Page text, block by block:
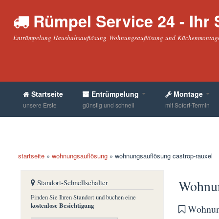
Rümpel Service 24 - Ihr
Entrümpelung Haushaltsauflösung Wohnungsauflösung und
Startseite
unsere Erste
Entrümpelung
günstig und schnell
Montage
mit Sofort-Termin
startseite » wohnungsauflösung » wohnungsauflösung castrop-rauxel
Standort-Schnellschalter
Finden Sie Ihren Standort und buchen eine
kostenlose Besichtigung